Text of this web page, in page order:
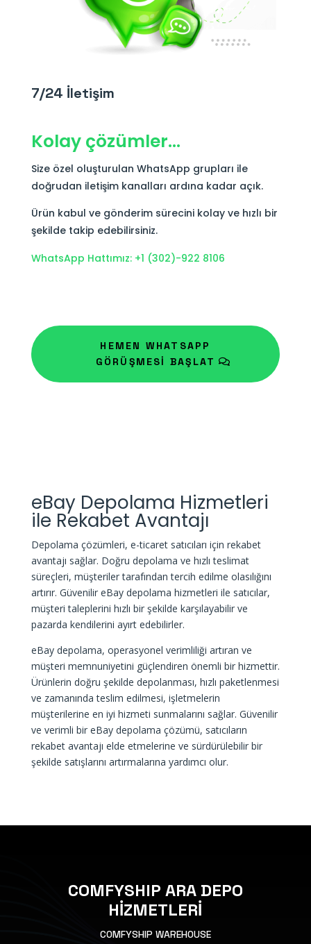
7/24 İletişim
Kolay çözümler…
Size özel oluşturulan WhatsApp grupları ile
doğrudan iletişim kanalları ardına kadar açık.
Ürün kabul ve gönderim sürecini kolay ve hızlı bir
şekilde takip edebilirsiniz.
WhatsApp Hattımız: +1 (302)-922 8106
HEMEN WHATSAPP
GÖRÜŞMESİ BAŞLAT
eBay Depolama Hizmetleri
ile Rekabet Avantajı
Depolama çözümleri, e-ticaret satıcıları için rekabet
avantajı sağlar. Doğru depolama ve hızlı teslimat
süreçleri, müşteriler tarafından tercih edilme olasılığını
artırır. Güvenilir eBay depolama hizmetleri ile satıcılar,
müşteri taleplerini hızlı bir şekilde karşılayabilir ve
pazarda kendilerini ayırt edebilirler.
eBay depolama, operasyonel verimliliği artıran ve
müşteri memnuniyetini güçlendiren önemli bir hizmettir.
Ürünlerin doğru şekilde depolanması, hızlı paketlenmesi
ve zamanında teslim edilmesi, işletmelerin
müşterilerine en iyi hizmeti sunmalarını sağlar. Güvenilir
ve verimli bir eBay depolama çözümü, satıcıların
rekabet avantajı elde etmelerine ve sürdürülebilir bir
şekilde satışlarını artırmalarına yardımcı olur.
COMFYSHIP ARA DEPO
HİZMETLERİ
COMFYSHIP WAREHOUSE